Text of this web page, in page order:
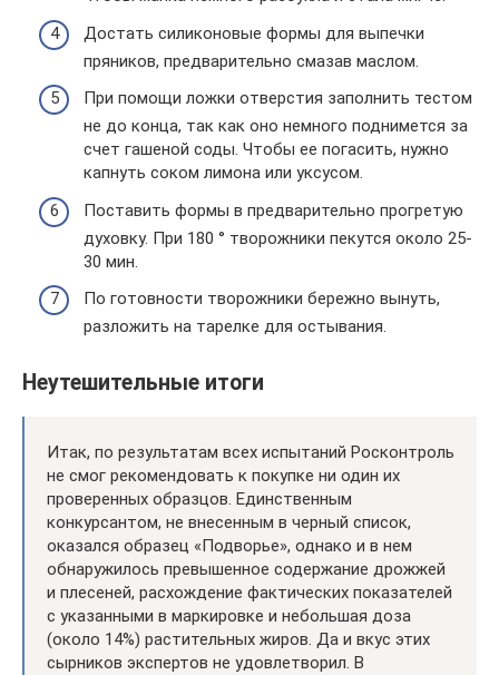
Достать силиконовые формы для выпечки
пряников, предварительно смазав маслом.
При помощи ложки отверстия заполнить тестом
не до конца, так как оно немного поднимется за
счет гашеной соды. Чтобы ее погасить, нужно
капнуть соком лимона или уксусом.
Поставить формы в предварительно прогретую
духовку. При 180 ° творожники пекутся около 25-
30 мин.
По готовности творожники бережно вынуть,
разложить на тарелке для остывания.
Неутешительные итоги
Итак, по результатам всех испытаний Росконтроль
не смог рекомендовать к покупке ни один их
проверенных образцов. Единственным
конкурсантом, не внесенным в черный список,
оказался образец «Подворье», однако и в нем
обнаружилось превышенное содержание дрожжей
и плесеней, расхождение фактических показателей
с указанными в маркировке и небольшая доза
(около 14%) растительных жиров. Да и вкус этих
сырников экспертов не удовлетворил. В